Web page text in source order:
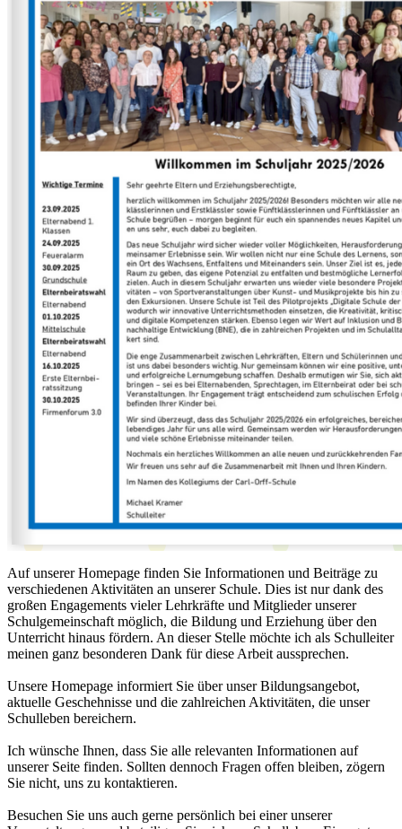
Auf unserer Homepage finden Sie Informationen und Beiträge zu
verschiedenen Aktivitäten an unserer Schule. Dies ist nur dank des
großen Engagements vieler Lehrkräfte und Mitglieder unserer
Schulgemeinschaft möglich, die Bildung und Erziehung über den
Unterricht hinaus fördern. An dieser Stelle möchte ich als Schulleiter
meinen ganz besonderen Dank für diese Arbeit aussprechen.
Unsere Homepage informiert Sie über unser Bildungsangebot,
aktuelle Geschehnisse und die zahlreichen Aktivitäten, die unser
Schulleben bereichern.
Ich wünsche Ihnen, dass Sie alle relevanten Informationen auf
unserer Seite finden. Sollten dennoch Fragen offen bleiben, zögern
Sie nicht, uns zu kontaktieren.
Besuchen Sie uns auch gerne persönlich bei einer unserer